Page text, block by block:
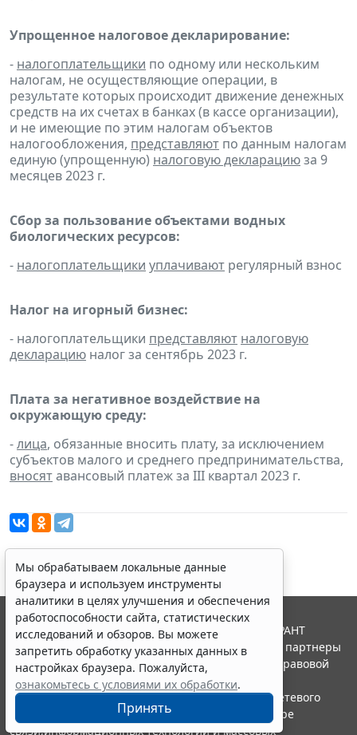
Упрощенное налоговое декларирование:
- налогоплательщики по одному или нескольким
налогам, не осуществляющие операции, в
результате которых происходит движение денежных
средств на их счетах в банках (в кассе организации),
и не имеющие по этим налогам объектов
налогообложения, представляют по данным налогам
единую (упрощенную) налоговую декларациюза 9
месяцев 2023 г.
Сбор за пользование объектами водных
биологических ресурсов:
- налогоплательщики уплачивают регулярный взнос
Налог на игорный бизнес:
- налогоплательщики представляют налоговую
декларацию налог за сентябрь 2023 г.
Плата за негативное воздействие на
окружающую среду:
-лица, обязанные вносить плату, за исключением
субъектов малого и среднего предпринимательства,
вносятавансовый платеж за III квартал 2023 г.
Мы обрабатываем локальные данные
браузера и используем инструменты
аналитики в целях улучшения и обеспечения
работоспособности сайта, статистических
исследований и обзоров. Вы можете
запретить обработку указанных данных в
настройках браузера. Пожалуйста,
ознакомьтесь с условиями их обработки.
Принять
© ООО "НПП "ГАРАНТ-СЕРВИС", 2026. Система ГАРАНТ
выпускается с 1990 года. Компания "Гарант" и ее партнеры
являются участниками Российской ассоциации правовой
информации ГАРАНТ.
Портал ГАРАНТ.РУ зарегистрирован в качестве сетевого
издания Федеральной службой по надзору в сфере
связи,информационных технологий и массовых